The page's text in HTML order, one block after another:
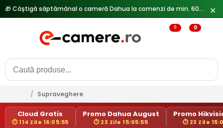
✕
0 0
/ Supraveghere
Cloud Gratis
⏱ 114 Zile 16:05:55
Promo Dahua August
⏱ 23 Zile 15:05:55
Promo
⏱ 23 Zile